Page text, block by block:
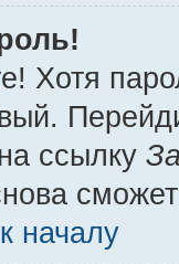
Хотя
ссылку
началу